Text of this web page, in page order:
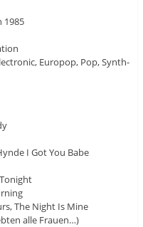
1985
Europop, Pop, Synth-
I Got You Babe
The Night Is Mine
alle Frauen…)